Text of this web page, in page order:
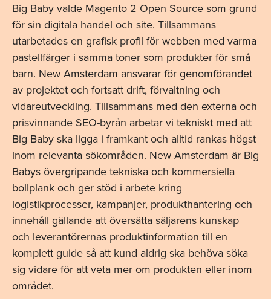
Big Baby valde Magento 2 Open Source som grund
för sin digitala handel och site. Tillsammans
utarbetades en grafisk profil för webben med varma
pastellfärger i samma toner som produkter för små
barn. New Amsterdam ansvarar för genomförandet
av projektet och fortsatt drift, förvaltning och
vidareutveckling. Tillsammans med den externa och
prisvinnande SEO-byrån arbetar vi tekniskt med att
Big Baby ska ligga i framkant och alltid rankas högst
inom relevanta sökområden. New Amsterdam är Big
Babys övergripande tekniska och kommersiella
bollplank och ger stöd i arbete kring
logistikprocesser, kampanjer, produkthantering och
innehåll gällande att översätta säljarens kunskap
och leverantörernas produktinformation till en
komplett guide så att kund aldrig ska behöva söka
sig vidare för att veta mer om produkten eller inom
området.